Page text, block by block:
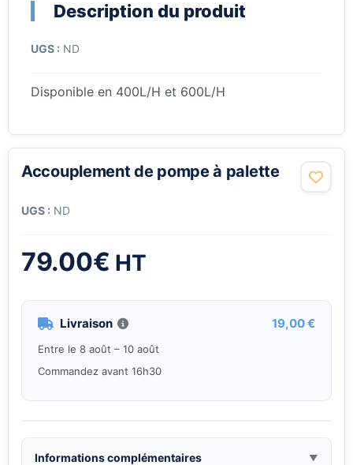
Description du produit
UGS : ND
Disponible en 400L/H et 600L/H
Accouplement de pompe à palette
UGS : ND
79.00€ HT
Livraison 19,00 €
Entre le 8 août – 10 août
Commandez avant 16h30
Informations complémentaires